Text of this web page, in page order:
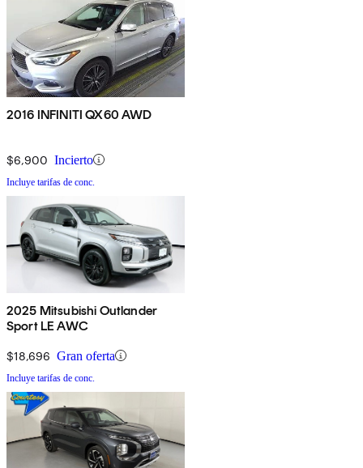
2016 INFINITI QX60 AWD
$6,900 Incierto
Incluye tarifas de conc.
2025 Mitsubishi Outlander
Sport LE AWC
$18,696 Gran oferta
Incluye tarifas de conc.